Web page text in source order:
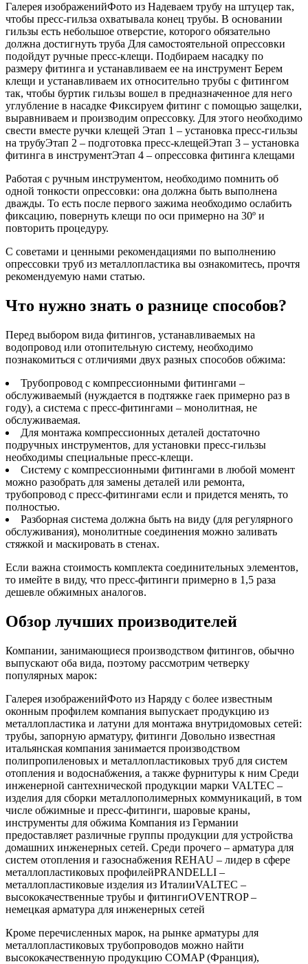
Галерея изображенийФото из Надеваем трубу на штуцер так,
чтобы пресс-гильза охватывала конец трубы. В основании
гильзы есть небольшое отверстие, которого обязательно
должна достигнуть труба Для самостоятельной опрессовки
подойдут ручные пресс-клещи. Подбираем насадку по
размеру фитинга и устанавливаем ее на инструмент Берем
клещи и устанавливаем их относительно трубы с фитингом
так, чтобы буртик гильзы вошел в предназначенное для него
углубление в насадке Фиксируем фитинг с помощью защелки,
выравниваем и производим опрессовку. Для этого необходимо
свести вместе ручки клещей Этап 1 – установка пресс-гильзы
на трубуЭтап 2 – подготовка пресс-клещейЭтап 3 – установка
фитинга в инструментЭтап 4 – опрессовка фитинга клещами
Работая с ручным инструментом, необходимо помнить об
одной тонкости опрессовки: она должна быть выполнена
дважды. То есть после первого зажима необходимо ослабить
фиксацию, повернуть клещи по оси примерно на 30º и
повторить процедуру.
С советами и ценными рекомендациями по выполнению
опрессовки труб из металлопластика вы ознакомитесь, прочтя
рекомендуемую нами статью.
Что нужно знать о разнице способов?
Перед выбором вида фитингов, устанавливаемых на
водопровод или отопительную систему, необходимо
познакомиться с отличиями двух разных способов обжима:
Трубопровод с компрессионными фитингами –
обслуживаемый (нуждается в подтяжке гаек примерно раз в
году), а система с пресс-фитингами – монолитная, не
обслуживаемая.
Для монтажа компрессионных деталей достаточно
подручных инструментов, для установки пресс-гильзы
необходимы специальные пресс-клещи.
Систему с компрессионными фитингами в любой момент
можно разобрать для замены деталей или ремонта,
трубопровод с пресс-фитингами если и придется менять, то
полностью.
Разборная система должна быть на виду (для регулярного
обслуживания), монолитные соединения можно заливать
стяжкой и маскировать в стенах.
Если важна стоимость комплекта соединительных элементов,
то имейте в виду, что пресс-фитинги примерно в 1,5 раза
дешевле обжимных аналогов.
Обзор лучших производителей
Компании, занимающиеся производством фитингов, обычно
выпускают оба вида, поэтому рассмотрим четверку
популярных марок:
Галерея изображенийФото из Наряду с более известным
оконным профилем компания выпускает продукцию из
металлопластика и латуни для монтажа внутридомовых сетей:
трубы, запорную арматуру, фитинги Довольно известная
итальянская компания занимается производством
полипропиленовых и металлопластиковых труб для систем
отопления и водоснабжения, а также фурнитуры к ним Среди
инженерной сантехнической продукции марки VALTEC –
изделия для сборки металлополимерных коммуникаций, в том
числе обжимные и пресс-фитинги, шаровые краны,
инструменты для обжима Компания из Германии
предоставляет различные группы продукции для устройства
домашних инженерных сетей. Среди прочего – арматура для
систем отопления и газоснабжения REHAU – лидер в сфере
металлопластиковых профилейPRANDELLI –
металлопластиковые изделия из ИталииVALTEC –
высококачественные трубы и фитингиOVENTROP –
немецкая арматура для инженерных сетей
Кроме перечисленных марок, на рынке арматуры для
металлопластиковых трубопроводов можно найти
высококачественную продукцию COMAP (Франция),